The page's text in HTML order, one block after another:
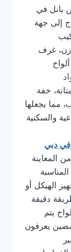
بانل في
تحتاج إلى جهة
غرف
خفة
مما يجعلها
والسكنية
دبي
المعاينة
الهيكل أو
دقيقة
يتم
يعرفون